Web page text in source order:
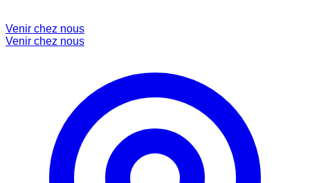
Venir chez nous
Venir chez nous